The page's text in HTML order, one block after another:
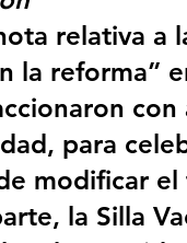
relativa a
la reforma”
con
para
modificar
la Silla